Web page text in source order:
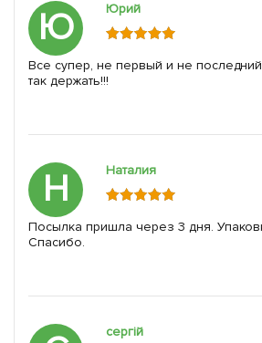
Ю Юрий
Все супер, не первый и не
так держать!!!
Н Наталия
Посылка пришла через 3 дня.
Спасибо.
сергій